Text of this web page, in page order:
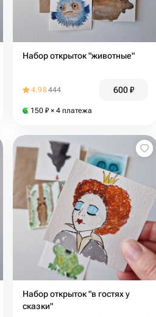
Набор открыток "животные"
4.98444 600₽
150 ₽ × 4 платежа
Набор открыток "в гостях у
сказки"